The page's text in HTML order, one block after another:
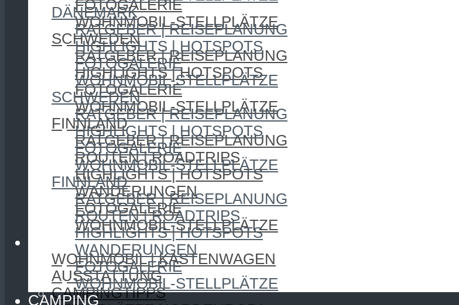
FOTOGALERIE
WOHNMOBIL-STELLPLÄTZE
SCHWEDEN
RATGEBER | REISEPLANUNG
HIGHLIGHTS | HOTSPOTS
FOTOGALERIE
WOHNMOBIL-STELLPLÄTZE
FINNLAND
RATGEBER | REISEPLANUNG
ROUTEN | ROADTRIPS
HIGHLIGHTS | HOTSPOTS
WANDERUNGEN
FOTOGALERIE
WOHNMOBIL-STELLPLÄTZE
CAMPING
WOHNMOBIL | KASTENWAGEN
AUSSTATTUNG
CAMPINGTIPPS
DÄNEMARK
RATGEBER | REISEPLANUNG
HIGHLIGHTS | HOTSPOTS
FOTOGALERIE
WOHNMOBIL-STELLPLÄTZE
SCHWEDEN
RATGEBER | REISEPLANUNG
HIGHLIGHTS | HOTSPOTS
FOTOGALERIE
WOHNMOBIL-STELLPLÄTZE
FINNLAND
RATGEBER | REISEPLANUNG
ROUTEN | ROADTRIPS
HIGHLIGHTS | HOTSPOTS
WANDERUNGEN
FOTOGALERIE
WOHNMOBIL-STELLPLÄTZE
CAMPING